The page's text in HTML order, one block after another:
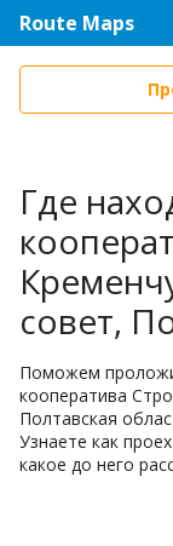
Route Maps
Где
совет,
Поможем
кооператива
Полтавская
Узнаете как
какое до него